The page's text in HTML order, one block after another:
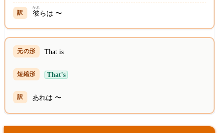
彼
かれ
らは 〜
That is
That's
あれは 〜